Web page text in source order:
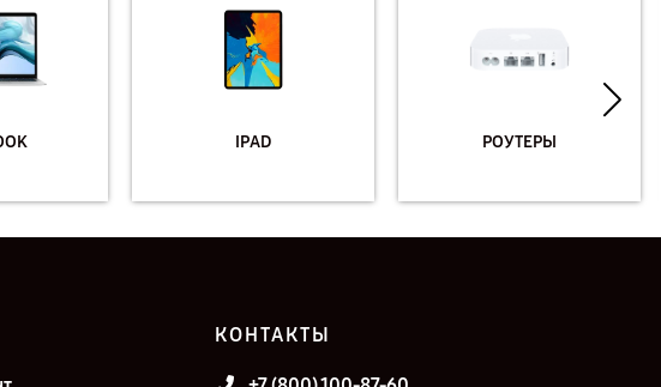
IPAD РОУТЕРЫ
КОНТАКТЫ